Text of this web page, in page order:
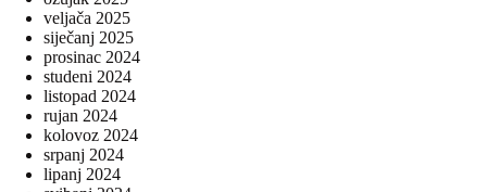
veljača 2025
siječanj 2025
prosinac 2024
studeni 2024
listopad 2024
rujan 2024
kolovoz 2024
srpanj 2024
lipanj 2024